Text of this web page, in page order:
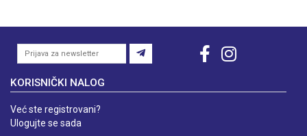
KORISNIČKI NALOG
Već ste registrovani?
Ulogujte se sada